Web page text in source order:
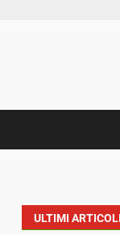
ULTIMI ARTICOLI